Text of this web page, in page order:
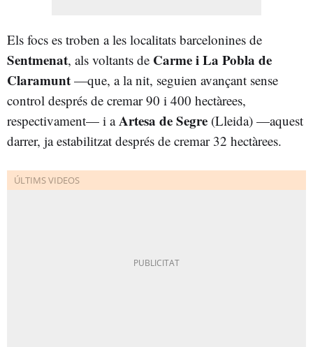
Els focs es troben a les localitats barcelonines de
Sentmenat, als voltants de CarmeiLa Pobla de
Claramunt —que, a la nit, seguien avançant sense
control després de cremar 90 i 400 hectàrees,
respectivament— i aArtesa de Segre (Lleida) —aquest
darrer, ja estabilitzat després de cremar 32 hectàrees.